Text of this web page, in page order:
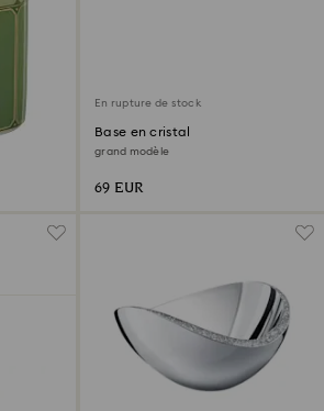
En rupture de stock
Base en cristal
grand modèle
69 EUR